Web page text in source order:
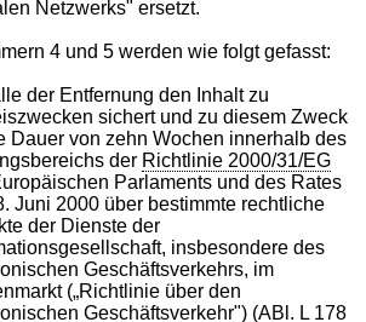
Netzwerks" ersetzt.
4 und 5 werden wie folgt gefasst:
der Entfernung den Inhalt zu
sichert und zu diesem Zweck
Dauer von zehn Wochen innerhalb des
der Richtlinie 2000/31/EG
Parlaments und des Rates
Juni 2000 über bestimmte rechtliche
der Dienste der
insbesondere des
Geschäftsverkehrs, im
(„Richtlinie über den
Geschäftsverkehr") (ABl. L 178